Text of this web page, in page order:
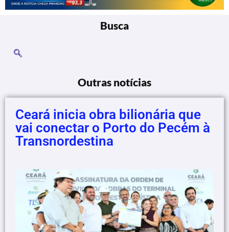
Busca
Outras notícias
Ceará inicia obra bilionária que
vai conectar o Porto do Pecém à
Transnordestina